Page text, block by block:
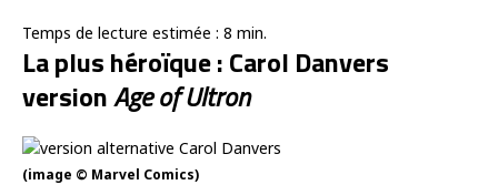
Temps de lecture estimée : 8 min.
La plus héroïque : Carol Danvers
versionAge of Ultron
(image © Marvel Comics)